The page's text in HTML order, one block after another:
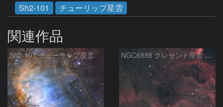
Sh2-101
チューリップ星雲
関連作品
Sh2-101 チューリップ星雲 NGC6888 クレセント星雲 Sh2-101 チューリップ星雲 WR134 はくちょう座